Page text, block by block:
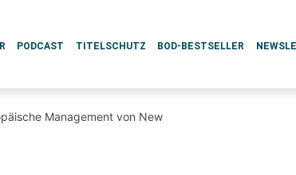
PODCAST TITELSCHUTZ BOD-BESTSELLER
Management von New